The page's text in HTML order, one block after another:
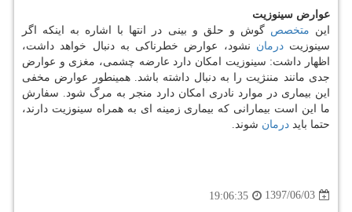
عوارض سینوزیت
این متخصص گوش و حلق و بینی در انتها با اشاره به اینكه اگر
سینوزیتدرمان نشود، عوارض خطرناكی به دنبال خواهد داشت،
اظهار داشت: سینوزیت امكان دارد عارضه چشمی، مغزی و عوارض
جدی مانند مننژیت را به دنبال داشته باشد. همینطور عوارض مخفی
این بیماری در موارد نادری امكان دارد منجر به مرگ شود. سفارش
ما این است بیمارانی كه بیماری زمینه ای به همراه سینوزیت دارند،
حتما باید درمان شوند.
1397/06/03
19:06:35